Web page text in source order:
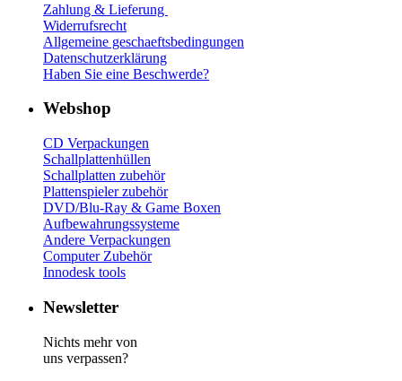
Zahlung & Lieferung
Widerrufsrecht
Allgemeine geschaeftsbedingungen
Datenschutzerklärung
Haben Sie eine Beschwerde?
Webshop
CD Verpackungen
Schallplattenhüllen
Schallplatten zubehör
Plattenspieler zubehör
DVD/Blu-Ray & Game Boxen
Aufbewahrungssysteme
Andere Verpackungen
Computer Zubehör
Innodesk tools
Newsletter
Nichts mehr von
uns verpassen?